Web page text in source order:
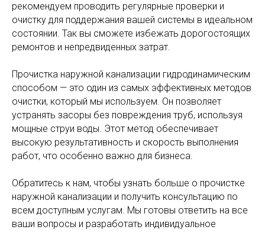
рекомендуем проводить регулярные проверки и
очистку для поддержания вашей системы в идеальном
состоянии. Так вы сможете избежать дорогостоящих
ремонтов и непредвиденных затрат.
Прочистка наружной канализации гидродинамическим
способом — это один из самых эффективных методов
очистки, который мы используем. Он позволяет
устранять засоры без повреждения труб, используя
мощные струи воды. Этот метод обеспечивает
высокую результативность и скорость выполнения
работ, что особенно важно для бизнеса.
Обратитесь к нам, чтобы узнать больше о прочистке
наружной канализации и получить консультацию по
всем доступным услугам. Мы готовы ответить на все
ваши вопросы и разработать индивидуальное